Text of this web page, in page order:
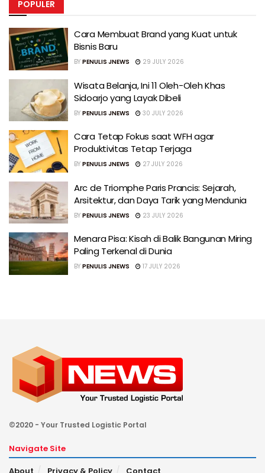
POPULER
Cara Membuat Brand yang Kuat untuk
Bisnis Baru
BY PENULIS JNEWS 29 JULY 2026
Wisata Belanja, Ini 11 Oleh-Oleh Khas
Sidoarjo yang Layak Dibeli
BY PENULIS JNEWS 30 JULY 2026
Cara Tetap Fokus saat WFH agar
Produktivitas Tetap Terjaga
BY PENULIS JNEWS 27 JULY 2026
Arc de Triomphe Paris Prancis: Sejarah,
Arsitektur, dan Daya Tarik yang Mendunia
BY PENULIS JNEWS 23 JULY 2026
Menara Pisa: Kisah di Balik Bangunan Miring
Paling Terkenal di Dunia
BY PENULIS JNEWS 17 JULY 2026
©2020 - Your Trusted Logistic Portal
Navigate Site
About
Privacy & Policy Contact